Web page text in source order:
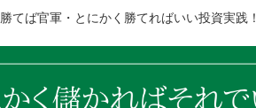
勝てば官軍・とにかく勝てればいい投資実践！